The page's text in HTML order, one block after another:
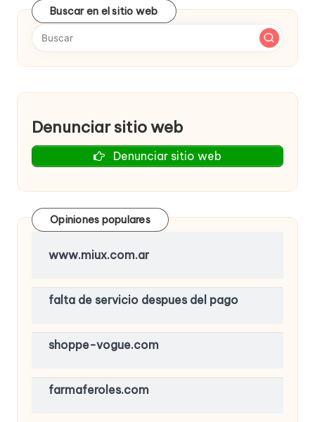
Buscar en el sitio web
Denunciar sitio web
Denunciar sitio web
Opiniones populares
www.miux.com.ar
falta de servicio despues del pago
shoppe-vogue.com
farmaferoles.com